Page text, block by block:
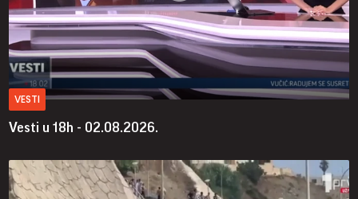
VESTI
Vesti u 18h - 02.08.2026.